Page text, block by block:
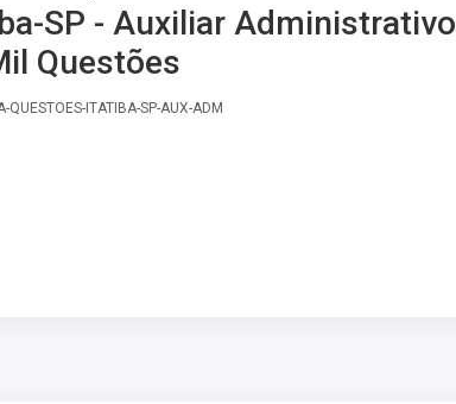
SP - Auxiliar Administrativo
Questões
QUESTOES-ITATIBA-SP-AUX-ADM